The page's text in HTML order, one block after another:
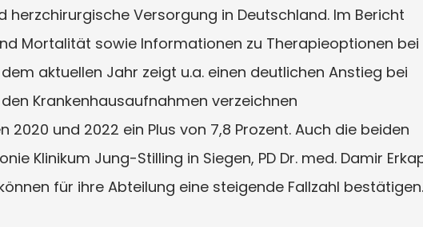
Versorgung in Deutschland. Im Bericht
Mortalität sowie Informationen zu Therapieoptionen bei
aktuellen Jahr zeigt u.a. einen deutlichen Anstieg bei
Krankenhausaufnahmen verzeichnen
2020 und 2022 ein Plus von 7,8 Prozent. Auch die beiden
Klinikum Jung-Stilling in Siegen, PD Dr. med. Damir
für ihre Abteilung eine steigende Fallzahl bestätigen.